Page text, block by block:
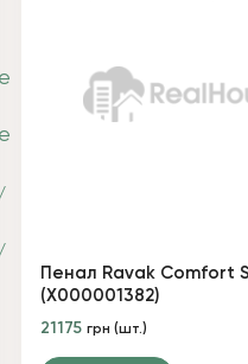
Пенал Ravak Comfort
(X000001382)
21175 грн (шт.)